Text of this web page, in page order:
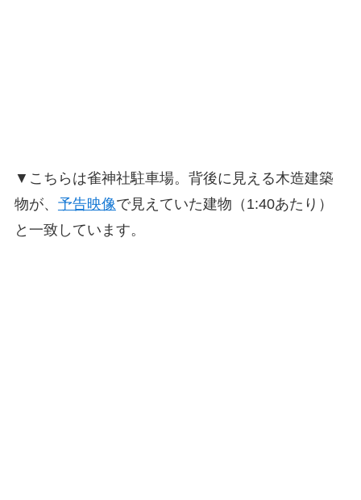
▼こちらは雀神社駐車場。背後に見える木造建築
物が、 予告映像で見えていた建物（1:40あたり）
と一致しています。